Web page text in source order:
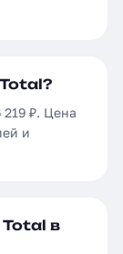
219 ₽. Цена
и
в